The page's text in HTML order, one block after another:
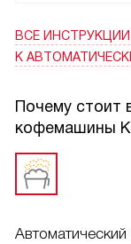
Дисплей
блокировка —
и не режет глаз в
что обещает, и
ВСЕ ИНСТРУКЦИИ
К
Почему стоит
кофемашины
Автоматический